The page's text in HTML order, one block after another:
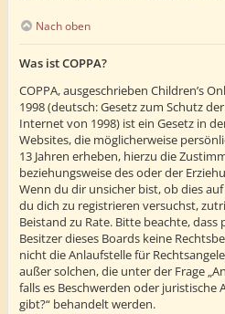
Nach oben
Was ist COPPA?
COPPA, ausgeschrieben Children’s
1998 (deutsch: Gesetz zum Schutz
Internet von 1998) ist ein Gesetz in
Websites, die möglicherweise
13 Jahren erheben, hierzu die
beziehungsweise des oder der
Wenn du dir unsicher bist, ob dies
du dich zu registrieren versuchst,
Beistand zu Rate. Bitte beachte,
Besitzer dieses Boards keine
nicht die Anlaufstelle für
außer solchen, die unter der Frage
falls es Beschwerden oder juristische
gibt?“ behandelt werden.